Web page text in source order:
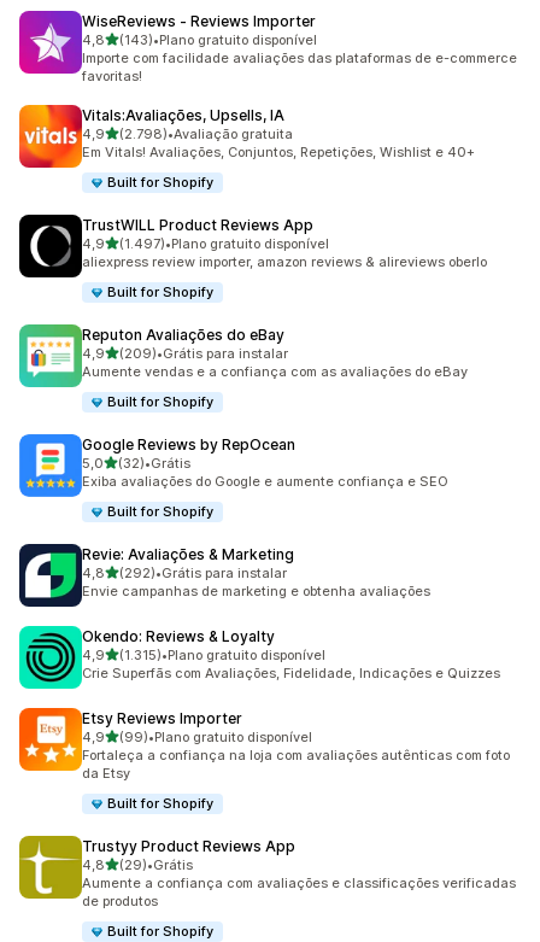
WiseReviews ‑ Reviews Importer
4,8de 5 estrelas
(143)
143 avaliações ao todo
•Plano gratuito disponível
Importe com facilidade avaliações das plataformas de e-commerce
favoritas!
Vitals:Avaliações, Upsells, IA
4,9de 5 estrelas
(2.798)
2798 avaliações ao todo
•Avaliação gratuita
Em Vitals! Avaliações, Conjuntos, Repetições, Wishlist e 40+
Built for Shopify
TrustWILL Product Reviews App
4,9de 5 estrelas
(1.497)
1497 avaliações ao todo
•Plano gratuito disponível
aliexpress review importer, amazon reviews & alireviews oberlo
Built for Shopify
Reputon Avaliações do eBay
4,9de 5 estrelas
(209)
209 avaliações ao todo
•Grátis para instalar
Aumente vendas e a confiança com as avaliações do eBay
Built for Shopify
Google Reviews by RepOcean
5,0de 5 estrelas
(32)
32 avaliações ao todo
•Grátis
Exiba avaliações do Google e aumente confiança e SEO
Built for Shopify
Revie: Avaliações & Marketing
4,8de 5 estrelas
(292)
292 avaliações ao todo
•Grátis para instalar
Envie campanhas de marketing e obtenha avaliações
Okendo: Reviews & Loyalty
4,9de 5 estrelas
(1.315)
1315 avaliações ao todo
•Plano gratuito disponível
Crie Superfãs com Avaliações, Fidelidade, Indicações e Quizzes
Etsy Reviews Importer
4,9de 5 estrelas
(99)
99 avaliações ao todo
•Plano gratuito disponível
Fortaleça a confiança na loja com avaliações autênticas com foto
da Etsy
Built for Shopify
Trustyy Product Reviews App
4,8de 5 estrelas
(29)
29 avaliações ao todo
•Grátis
Aumente a confiança com avaliações e classificações verificadas
de produtos
Built for Shopify